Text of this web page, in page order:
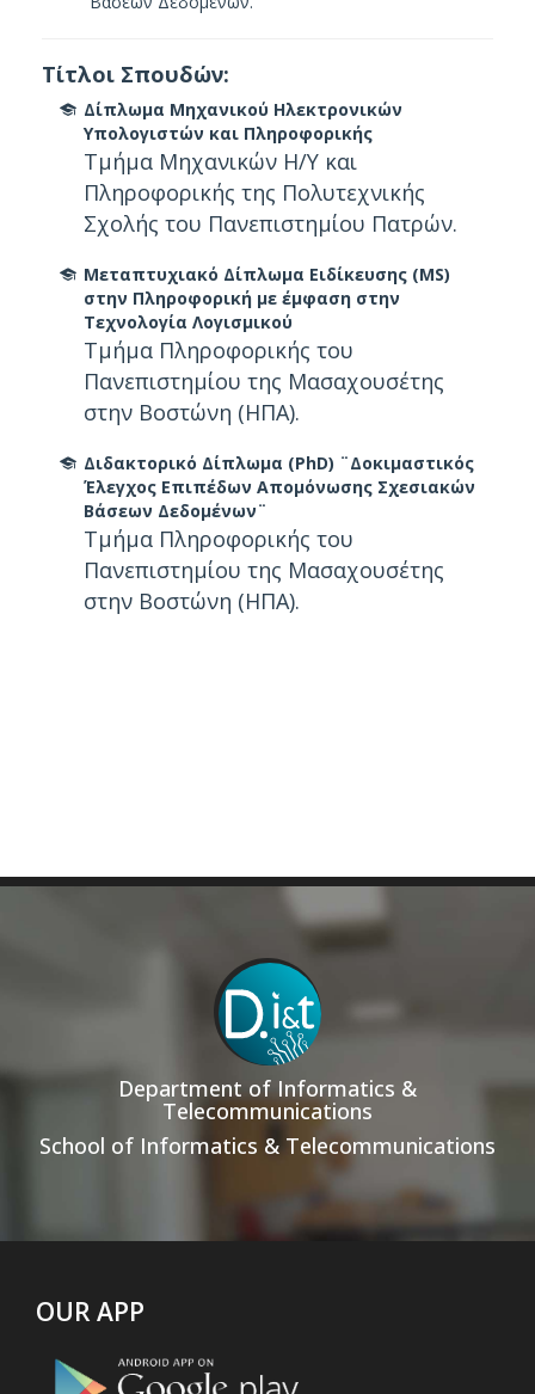
Τίτλοι Σπουδών:
Δίπλωμα Μηχανικού Ηλεκτρονικών
Υπολογιστών και Πληροφορικής
Τμήμα Μηχανικών Η/Υ και
Πληροφορικής της Πολυτεχνικής
Σχολής του Πανεπιστημίου Πατρών.
Μεταπτυχιακό Δίπλωμα Ειδίκευσης (MS)
στην Πληροφορική με έμφαση στην
Τεχνολογία Λογισμικού
Τμήμα Πληροφορικής του
Πανεπιστημίου της Μασαχουσέτης
στην Βοστώνη (ΗΠΑ).
Διδακτορικό Δίπλωμα (PhD) ¨Δοκιμαστικός
Έλεγχος Επιπέδων Απομόνωσης Σχεσιακών
Βάσεων Δεδομένων¨
Τμήμα Πληροφορικής του
Πανεπιστημίου της Μασαχουσέτης
στην Βοστώνη (ΗΠΑ).
Department of Informatics &
Telecommunications
School of Informatics & Telecommunications
OUR APP